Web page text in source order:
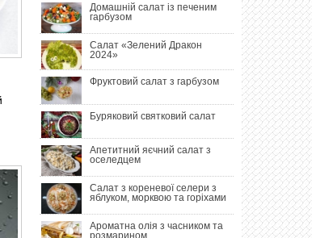
Домашній салат із печеним
гарбузом
Салат «Зелений Дракон
2024»
Фруктовий салат з гарбузом
Буряковий святковий салат
Апетитний яєчний салат з
оселедцем
Салат з кореневої селери з
яблуком, морквою та горіхами
Ароматна олія з часником та
розмарином